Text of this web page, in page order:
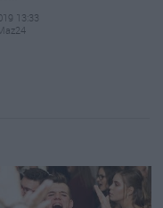
13:33